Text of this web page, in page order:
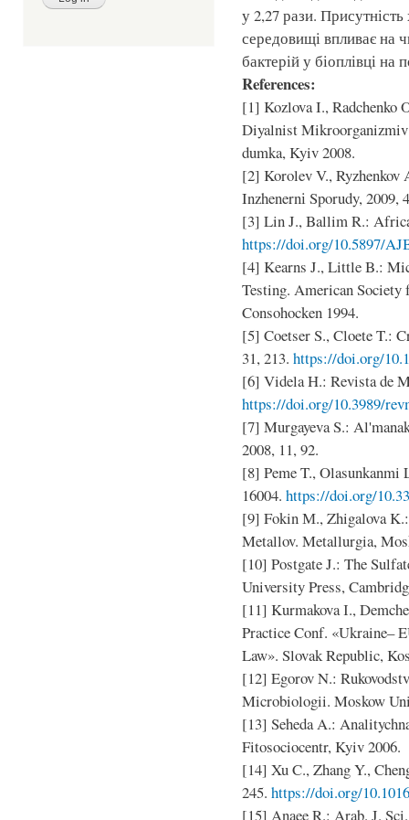
у 2,27 рази.
середовищі впливає на
бактерій у біоплівці на
References:
[1] Kozlova I., Radchenko
Diyalnist
dumka, Kyiv 2008.
[2] Korolev V., Ryzhenkov
Inzhenernі Sporudy, 2009,
[3] Lin J., Ballim R.:
https://doi.org/10.5897/
[4] Kearns J., Little B.:
Testing. American
Consohocken 1994.
[5] Coetser S., Cloete T.:
31, 213. https://doi.org/
[6] Videla H.: Revista de
https://doi.org/10.3989/
[7] Murgayeva S.:
2008, 11, 92.
[8] Peme T., Olasunkanmi
16004. https://doi.org/
[9] Fokin М., Zhigalova
Metallov. Metallurgia,
[10] Postgate J.: The
University Press,
[11] Kurmakova І.,
Practice Conf. «Ukraine–
Law». Slovak Republic,
[12] Egorov N.:
Microbiologii. Moskow
[13] Seheda A.:
Fitosociocentr, Kyiv 2006.
[14] Xu C., Zhang Y.,
245. https://doi.org/
[15] Anaee R.: Arab. J.